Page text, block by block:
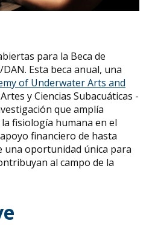
para la Beca de
Esta beca anual, una
of Underwater Arts and
y Ciencias Subacuáticas -
que amplía
fisiología humana en el
financiero de hasta
una oportunidad única para
al campo de la